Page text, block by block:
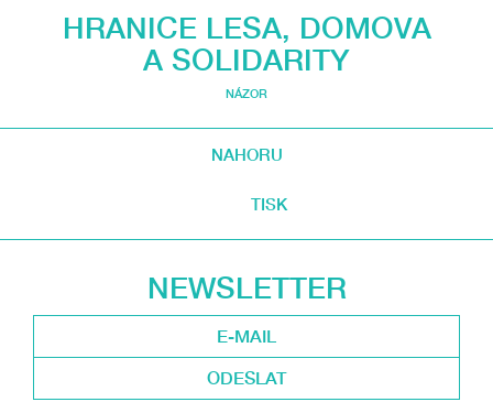
HRANICE LESA, DOMOVA
A SOLIDARITY
NÁZOR
NAHORU
TISK
NEWSLETTER
ODESLAT